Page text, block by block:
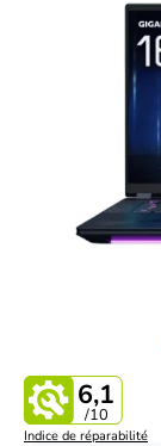
6,1
/10
Indice de réparabilité